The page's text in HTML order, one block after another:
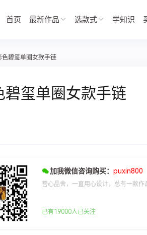
首页 最新作品 选款式 学知识
碧玺单圈女款手链
碧玺单圈女款手链
加我微信咨询购买： puxin800
菩心晶舍，一直用心设计，总有一款作
已有19000人已关注